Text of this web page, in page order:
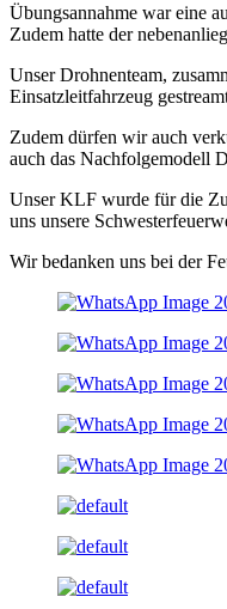
Übungsannahme war eine
Zudem hatte der
Unser Drohnenteam,
Einsatzleitfahrzeug
Zudem dürfen wir auch
auch das Nachfolgemodell
Unser KLF wurde für die
uns unsere
Wir bedanken uns bei der